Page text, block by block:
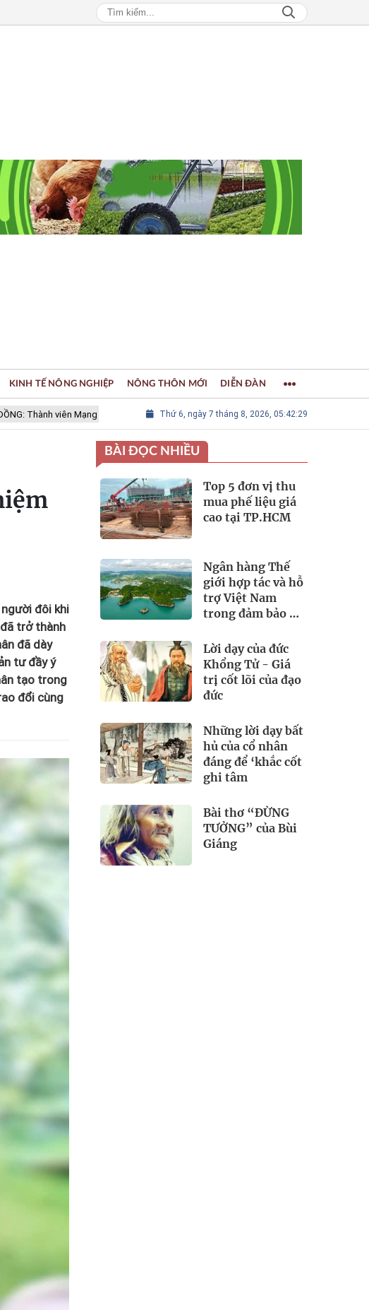
Thành viên Mạng lưới các Thành phố Thủ công sáng tạo Thế giới LÀNG NGHỀ
Thứ 6, ngày 7 tháng 8, 2026, 05:42:30
KINH TẾ NÔNG NGHIỆP NÔNG THÔN MỚI DIỄN ĐÀN
đôi khi
trở thành
đã dày
tư đầy ý
tạo trong
đổi cùng
BÀI ĐỌC NHIỀU
Top 5 đơn vị thu
mua phế liệu giá
cao tại TP.HCM
Ngân hàng Thế
giới hợp tác và hỗ
trợ Việt Nam
trong đảm bảo an
Lời dạy của đức
Khổng Tử - Giá
trị cốt lõi của đạo
đức
Những lời dạy bất
hủ của cổ nhân
đáng để ‘khắc cốt
ghi tâm
Bài thơ “ĐỪNG
TƯỞNG” của Bùi
Giáng